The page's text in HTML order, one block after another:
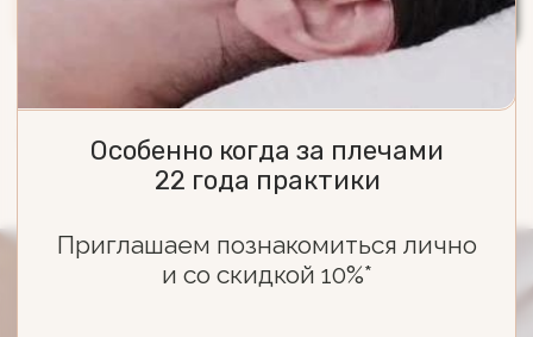
Главная / Антивозрастные процедуры /
Ультразвуковой смас лифтинг
УЛЬТРАЗВУКОВОЙ
+7